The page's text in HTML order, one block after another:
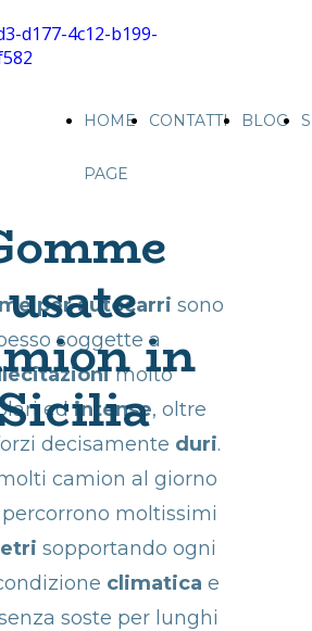
HOME
PAGE
CONTATTI BLOG
usate
in
per autocarri sono
soggette a
molto
edintense, oltre
decisamente duri.
camion al giorno
moltissimi
sopportando ogni
climatica e
soste per lunghi